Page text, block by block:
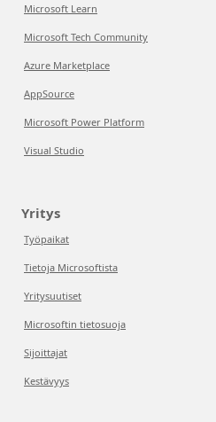
Microsoft Learn
Microsoft Tech Community
Azure Marketplace
AppSource
Microsoft Power Platform
Visual Studio
Yritys
Työpaikat
Tietoja Microsoftista
Yritysuutiset
Microsoftin tietosuoja
Sijoittajat
Kestävyys